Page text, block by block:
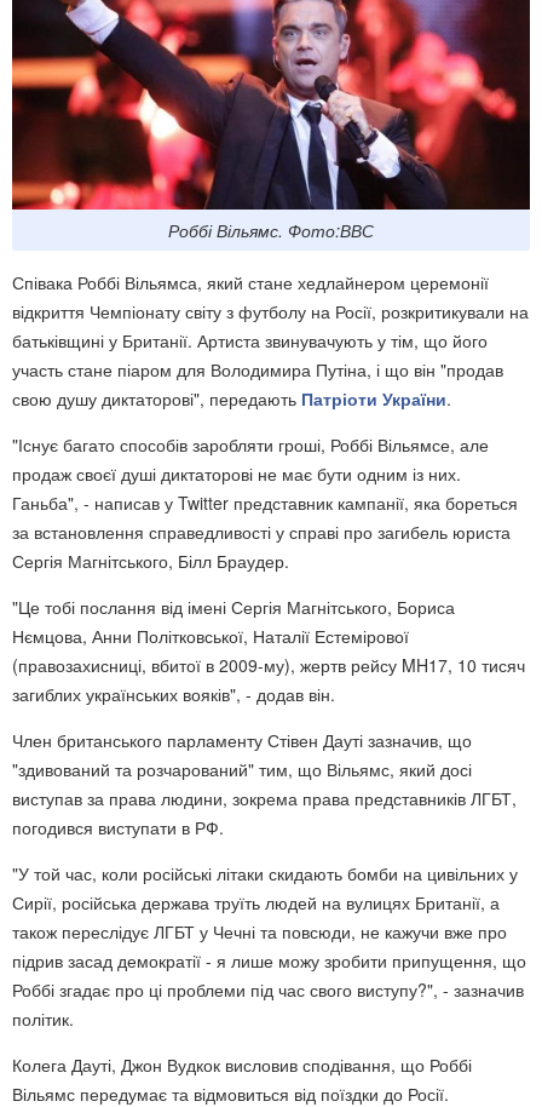
Роббі Вільямс. Фото:ВВС
Співака Роббі Вільямса, який стане хедлайнером церемонії
відкриття Чемпіонату світу з футболу на Росії, розкритикували на
батьківщині у Британії. Артиста звинувачують у тім, що його
участь стане піаром для Володимира Путіна, і що він "продав
свою душу диктаторові", передають Патріоти України.
"Існує багато способів заробляти гроші, Роббі Вільямсе, але
продаж своєї душі диктаторові не має бути одним із них.
Ганьба", - написав у Twitter представник кампанії, яка бореться
за встановлення справедливості у справі про загибель юриста
Сергія Магнітського, Білл Браудер.
"Це тобі послання від імені Сергія Магнітського, Бориса
Нємцова, Анни Політковської, Наталії Естемірової
(правозахисниці, вбитої в 2009-му), жертв рейсу MH17, 10 тисяч
загиблих українських вояків", - додав він.
Член британського парламенту Стівен Дауті зазначив, що
"здивований та розчарований" тим, що Вільямс, який досі
виступав за права людини, зокрема права представників ЛГБТ,
погодився виступати в РФ.
"У той час, коли російські літаки скидають бомби на цивільних у
Сирії, російська держава труїть людей на вулицях Британії, а
також переслідує ЛГБТ у Чечні та повсюди, не кажучи вже про
підрив засад демократії - я лише можу зробити припущення, що
Роббі згадає про ці проблеми під час свого виступу?", - зазначив
політик.
Колега Дауті, Джон Вудкок висловив сподівання, що Роббі
Вільямс передумає та відмовиться від поїздки до Росії.